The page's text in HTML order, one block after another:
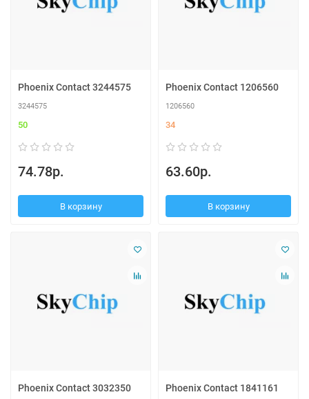
Phoenix Contact 3244575
3244575
50
74.78р.
В корзину
Phoenix Contact 1206560
1206560
34
63.60р.
В корзину
Phoenix Contact 3032350 Phoenix Contact 1841161